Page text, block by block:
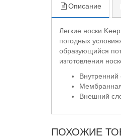
Описание
Легкие носки
погодных
образующийся
изготовления
Внутренний
Внешний
ПОХОЖИЕ